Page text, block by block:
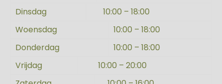
Dinsdag
10:00 – 18:00
Woensdag
10:00 – 18:00
Donderdag
10:00 – 18:00
Vrijdag
10:00 – 20:00